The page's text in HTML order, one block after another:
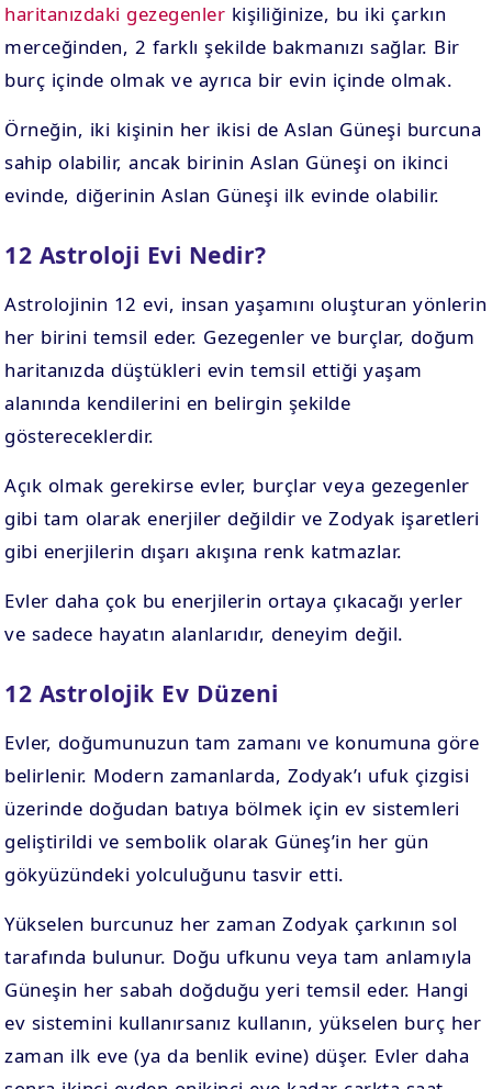
haritanızdaki gezegenler kişiliğinize, bu iki çarkın
merceğinden, 2 farklı şekilde bakmanızı sağlar. Bir
burç içinde olmak ve ayrıca bir evin içinde olmak.
Örneğin, iki kişinin her ikisi de Aslan Güneşi burcuna
sahip olabilir, ancak birinin Aslan Güneşi on ikinci
evinde, diğerinin Aslan Güneşi ilk evinde olabilir.
12 Astroloji Evi Nedir?
Astrolojinin 12 evi, insan yaşamını oluşturan yönlerin
her birini temsil eder. Gezegenler ve burçlar, doğum
haritanızda düştükleri evin temsil ettiği yaşam
alanında kendilerini en belirgin şekilde
göstereceklerdir.
Açık olmak gerekirse evler, burçlar veya gezegenler
gibi tam olarak enerjiler değildir ve Zodyak işaretleri
gibi enerjilerin dışarı akışına renk katmazlar.
Evler daha çok bu enerjilerin ortaya çıkacağı yerler
ve sadece hayatın alanlarıdır, deneyim değil.
12 Astrolojik Ev Düzeni
Evler, doğumunuzun tam zamanı ve konumuna göre
belirlenir. Modern zamanlarda, Zodyak’ı ufuk çizgisi
üzerinde doğudan batıya bölmek için ev sistemleri
geliştirildi ve sembolik olarak Güneş’in her gün
gökyüzündeki yolculuğunu tasvir etti.
Yükselen burcunuz her zaman Zodyak çarkının sol
tarafında bulunur. Doğu ufkunu veya tam anlamıyla
Güneşin her sabah doğduğu yeri temsil eder. Hangi
ev sistemini kullanırsanız kullanın, yükselen burç her
zaman ilk eve (ya da benlik evine) düşer. Evler daha